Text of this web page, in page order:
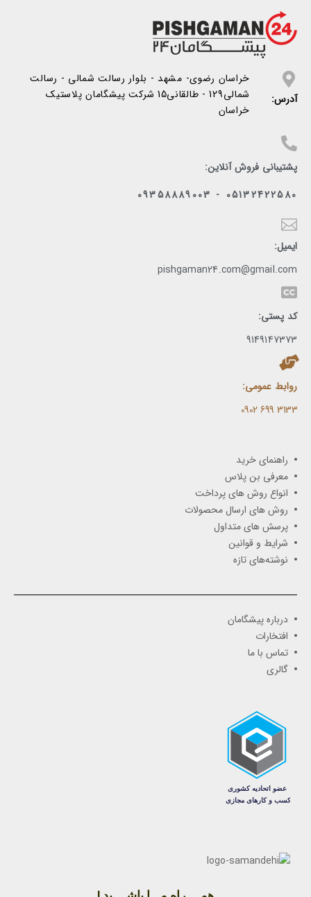
آدرس:
خراسان رضوی- مشهد - بلوار رسالت شمالی - رسالت
شمالی129 - طالقانی15 شرکت پیشگامان پلاستیک
خراسان
پشتیبانی فروش آنلاین:
05132422580 - 09358889003
ایمیل:
pishgaman24.com@gmail.com
کد پستی:
9149147373
روابط عمومی:
3133 699 0902​
راهنمای خرید
معرفی بن پلاس
انواع روش های پرداخت
روش های ارسال محصولات
پرسش های متداول
شرایط و قوانین
نوشته‌های تازه
درباره پیشگامان
افتخارات
تماس با ما
گالری